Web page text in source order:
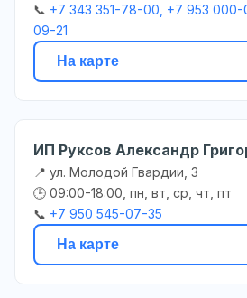
📞 +7 343 351-78-00, +7 953
09-21
На карте
ИП Руксов Александр
📍 ул. Молодой Гвардии, 3
🕒 09:00-18:00, пн, вт, ср, чт, пт
📞 +7 950 545-07-35
На карте